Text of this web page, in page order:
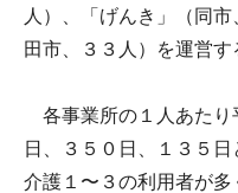
人）、「げんき」（同
田市、３３人）を運営す
各事業所の１人あたり
日、３５０日、１３５
介護１〜３の利用者が